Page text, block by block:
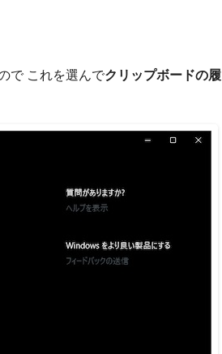
で これを選んでクリップボードの履